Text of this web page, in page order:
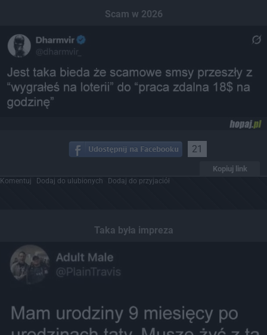
Scam w 2026
21
Kopiuj link
Komentuj Dodaj do ulubionych Dodaj do przyjaciół
Taka była impreza